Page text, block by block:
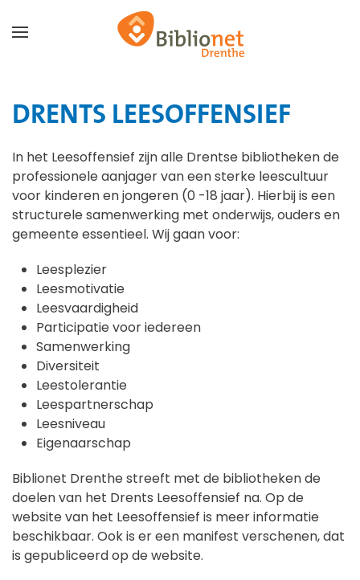
DRENTS LEESOFFENSIEF
In het Leesoffensief zijn alle Drentse bibliotheken de
professionele aanjager van een sterke leescultuur
voor kinderen en jongeren (0 -18 jaar). Hierbij is een
structurele samenwerking met onderwijs, ouders en
gemeente essentieel. Wij gaan voor:
Leesplezier
Leesmotivatie
Leesvaardigheid
Participatie voor iedereen
Samenwerking
Diversiteit
Leestolerantie
Leespartnerschap
Leesniveau
Eigenaarschap
Biblionet Drenthe streeft met de bibliotheken de
doelen van het Drents Leesoffensief na. Op de
website van het Leesoffensief is meer informatie
beschikbaar. Ook is er een manifest verschenen, dat
is gepubliceerd op de website.